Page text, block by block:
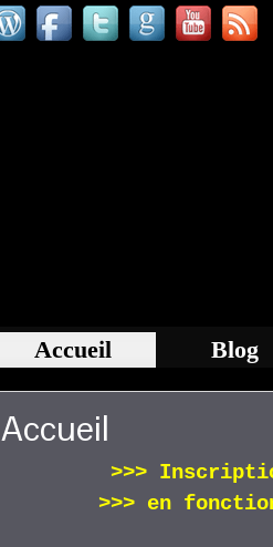
Accueil Blog
Accueil
>>>
>>> en